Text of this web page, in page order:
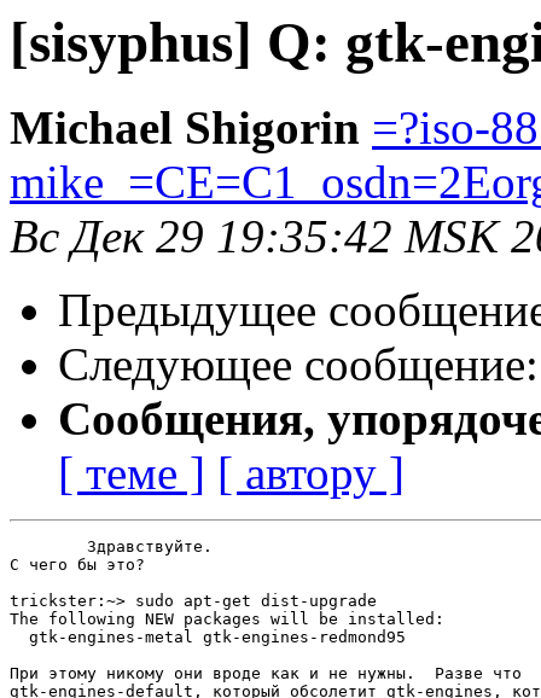
[sisyphus] Q: gtk-
Michael Shigorin =?iso-
Вс Дек 29 19:35:42 MSK
Предыдущее
Следующее
Сообщения,
[ теме ] [ автору ]
С чего бы это?
trickster:~> sudo apt-get dist-upgrade
The following NEW packages will be installed:
  gtk-engines-metal gtk-engines-redmond95
При этому никому они вроде как и не нужны.  Разве что
gtk-engines-default, который обсолетит gtk-engines,